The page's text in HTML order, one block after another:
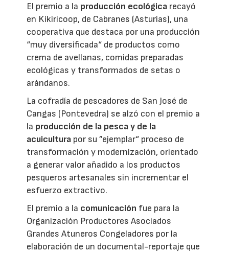
El premio a la producción ecológica recayó
en Kikiricoop, de Cabranes (Asturias), una
cooperativa que destaca por una producción
“muy diversificada“ de productos como
crema de avellanas, comidas preparadas
ecológicas y transformados de setas o
arándanos.
La cofradía de pescadores de San José de
Cangas (Pontevedra) se alzó con el premio a
la producción de la pesca y de la
acuicultura por su ”ejemplar“ proceso de
transformación y modernización, orientado
a generar valor añadido a los productos
pesqueros artesanales sin incrementar el
esfuerzo extractivo.
El premio a la comunicación fue para la
Organización Productores Asociados
Grandes Atuneros Congeladores por la
elaboración de un documental-reportaje que